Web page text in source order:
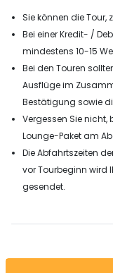
Sie können die Tour,
Bei einer Kredit- /
mindestens 10-15
Bei den Touren
Ausflüge im
Bestätigung sowie
Vergessen Sie nicht,
Lounge-Paket am
Die Abfahrtszeiten
vor Tourbeginn wird
gesendet.